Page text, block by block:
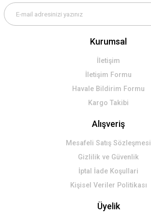
Kurumsal
İletişim
İletişim Formu
Havale Bildirim Formu
Kargo Takibi
Alışveriş
Mesafeli Satış Sözleşmesi
Gizlilik ve Güvenlik
İptal İade Koşullari
Kişisel Veriler Politikası
Üyelik